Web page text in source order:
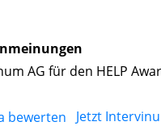
AG für den HELP
Jetzt